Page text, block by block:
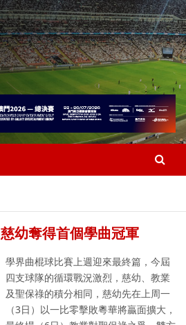
幼奪得首個學曲冠軍
學界曲棍球比賽上週迎來最終篇，今屆
四支球隊的循環戰況激烈，慈幼、教業
及聖保祿的積分相同，慈幼先在上周一
（3日）以一比零擊敗粵華將贏面擴大，